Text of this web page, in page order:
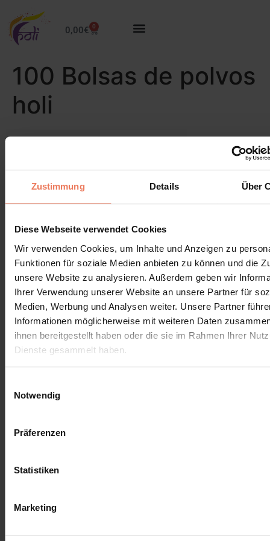
Zustimmung Details Über
Diese Webseite verwendet Cookies
Wir verwenden Cookies, um Inhalte und Anzeigen zu
Funktionen für soziale Medien anbieten zu können und die
unsere Website zu analysieren. Außerdem geben wir
Ihrer Verwendung unserer Website an unsere Partner für
Medien, Werbung und Analysen weiter. Unsere Partner
Informationen möglicherweise mit weiteren Daten
ihnen bereitgestellt haben oder die sie im Rahmen Ihrer
Dienste gesammelt haben.
Notwendig
Präferenzen
Statistiken
Marketing
0,00€ 0
100 Bolsas de polvos
holi
Deja una respuesta
Lo siento, debes estarconectadopara publicar un
comentario.
Términos y condiciones